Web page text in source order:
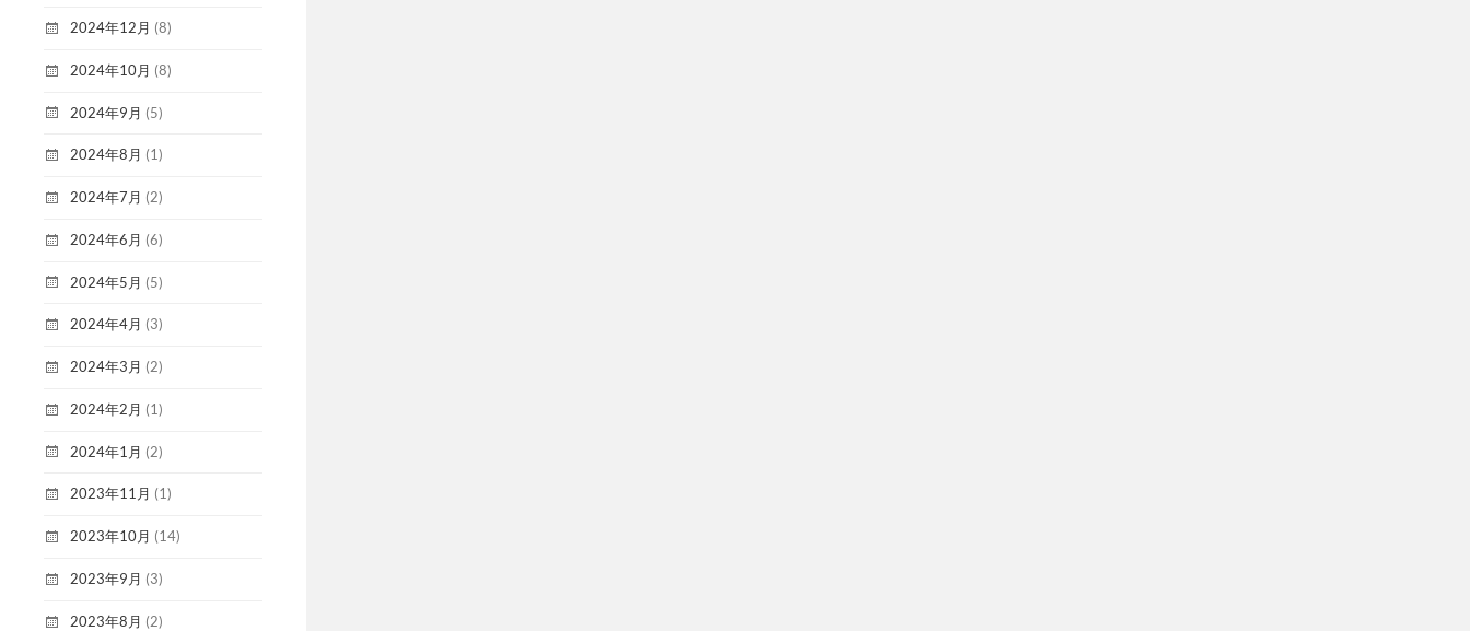
2024年12月 (8)
2024年10月 (8)
2024年9月 (5)
2024年8月 (1)
2024年7月 (2)
2024年6月 (6)
2024年5月 (5)
2024年4月 (3)
2024年3月 (2)
2024年2月 (1)
2024年1月 (2)
2023年11月 (1)
2023年10月 (14)
2023年9月 (3)
2023年8月 (2)